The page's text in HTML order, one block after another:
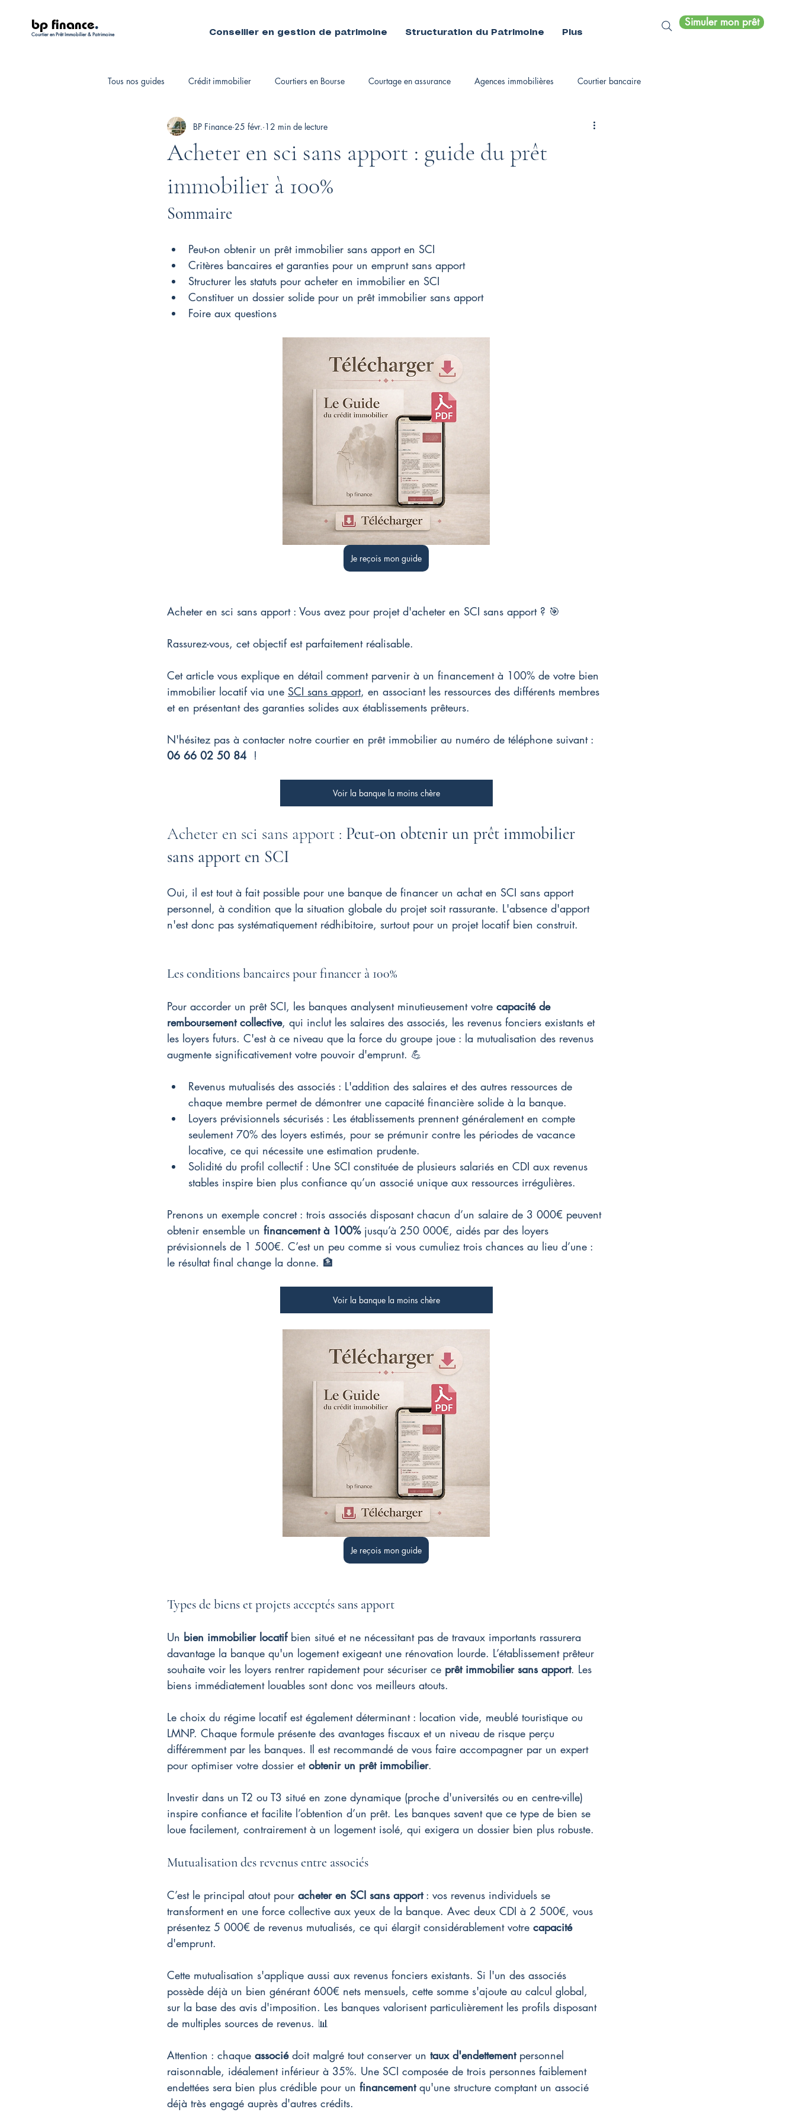
bp finance.
Courtier en Prêt Immobilier & Patrimoine Conseiller en gestion de patrimoine Structuration du Patrimoine Plus
Simuler mon prêt
Tous nos guides Crédit immobilier Courtiers en Bourse Courtage en assurance Agences immobilières Courtier bancaire
Fiscalité personnelle Courtiers immobiliers
Acheter en sci sans apport : guide du prêt
immobilier à 100%
BP Finance 25 févr. 12 min de lecture
Sommaire
Peut-on obtenir un prêt immobilier sans apport en SCI
Critères bancaires et garanties pour un emprunt sans apport
Structurer les statuts pour acheter en immobilier en SCI
Constituer un dossier solide pour un prêt immobilier sans apport
Foire aux questions
Je reçois mon guide
Acheter en sci sans apport : Vous avez pour projet d'acheter en SCI sans apport ? 🎯
Rassurez-vous, cet objectif est parfaitement réalisable.
Cet article vous explique en détail comment parvenir à un financement à 100% de votre bien
immobilier locatif via une SCI sans apport, en associant les ressources des différents membres
et en présentant des garanties solides aux établissements prêteurs.
N'hésitez pas à contacter notre courtier en prêt immobilier au numéro de téléphone suivant :
06 66 02 50 84 !
Voir la banque la moins chère
Acheter en sci sans apport : Peut-on obtenir un prêt immobilier
sans apport en SCI
Oui, il est tout à fait possible pour une banque de financer un achat en SCI sans apport
personnel, à condition que la situation globale du projet soit rassurante. L'absence d'apport
n'est donc pas systématiquement rédhibitoire, surtout pour un projet locatif bien construit.
Les conditions bancaires pour financer à 100%
Pour accorder un prêt SCI, les banques analysent minutieusement votre capacité de
remboursement collective, qui inclut les salaires des associés, les revenus fonciers existants et
les loyers futurs. C'est à ce niveau que la force du groupe joue : la mutualisation des revenus
augmente significativement votre pouvoir d'emprunt. 💪
Revenus mutualisés des associés : L'addition des salaires et des autres ressources de
chaque membre permet de démontrer une capacité financière solide à la banque.
Loyers prévisionnels sécurisés : Les établissements prennent généralement en compte
seulement 70% des loyers estimés, pour se prémunir contre les périodes de vacance
locative, ce qui nécessite une estimation prudente.
Solidité du profil collectif : Une SCI constituée de plusieurs salariés en CDI aux revenus
stables inspire bien plus confiance qu’un associé unique aux ressources irrégulières.
Prenons un exemple concret : trois associés disposant chacun d’un salaire de 3 000€ peuvent
obtenir ensemble un financement à 100% jusqu’à 250 000€, aidés par des loyers
prévisionnels de 1 500€. C’est un peu comme si vous cumuliez trois chances au lieu d’une :
le résultat final change la donne. 🏦
Voir la banque la moins chère
Je reçois mon guide
Types de biens et projets acceptés sans apport
Un bien immobilier locatif bien situé et ne nécessitant pas de travaux importants rassurera
davantage la banque qu'un logement exigeant une rénovation lourde. L’établissement prêteur
souhaite voir les loyers rentrer rapidement pour sécuriser ce prêt immobilier sans apport. Les
biens immédiatement louables sont donc vos meilleurs atouts.
Le choix du régime locatif est également déterminant : location vide, meublé touristique ou
LMNP. Chaque formule présente des avantages fiscaux et un niveau de risque perçu
différemment par les banques. Il est recommandé de vous faire accompagner par un expert
pour optimiser votre dossier et obtenir un prêt immobilier.
Investir dans un T2 ou T3 situé en zone dynamique (proche d'universités ou en centre-ville)
inspire confiance et facilite l’obtention d’un prêt. Les banques savent que ce type de bien se
loue facilement, contrairement à un logement isolé, qui exigera un dossier bien plus robuste.
Mutualisation des revenus entre associés
C’est le principal atout pour acheter en SCI sans apport : vos revenus individuels se
transforment en une force collective aux yeux de la banque. Avec deux CDI à 2 500€, vous
présentez 5 000€ de revenus mutualisés, ce qui élargit considérablement votre capacité
d'emprunt.
Cette mutualisation s'applique aussi aux revenus fonciers existants. Si l'un des associés
possède déjà un bien générant 600€ nets mensuels, cette somme s'ajoute au calcul global,
sur la base des avis d'imposition. Les banques valorisent particulièrement les profils disposant
de multiples sources de revenus. 📊
Attention : chaque associé doit malgré tout conserver un taux d'endettement personnel
raisonnable, idéalement inférieur à 35%. Une SCI composée de trois personnes faiblement
endettées sera bien plus crédible pour un financement qu'une structure comptant un associé
déjà très engagé auprès d'autres crédits.